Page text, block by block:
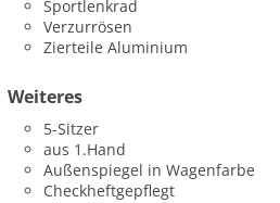
Sportlenkrad
Verzurrösen
Zierteile Aluminium
Weiteres
5-Sitzer
aus 1.Hand
Außenspiegel in Wagenfarbe
Checkheftgepflegt